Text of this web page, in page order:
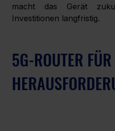
macht das Gerät
Investitionen langfristig.
5G-ROUTER